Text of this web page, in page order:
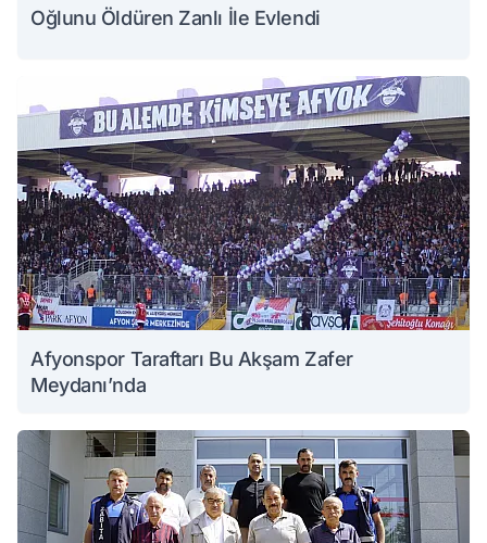
Oğlunu Öldüren Zanlı İle Evlendi
Afyonspor Taraftarı Bu Akşam Zafer
Meydanı’nda